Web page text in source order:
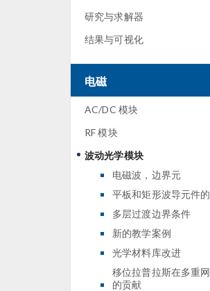
研究与求解器
结果与可视化
电磁
AC/DC 模块
RF 模块
波动光学模块
电磁波，边界元
平板和矩形波导元件
多层过渡边界条件
新的教学案例
光学材料库改进
移位拉普拉斯在多重
的贡献